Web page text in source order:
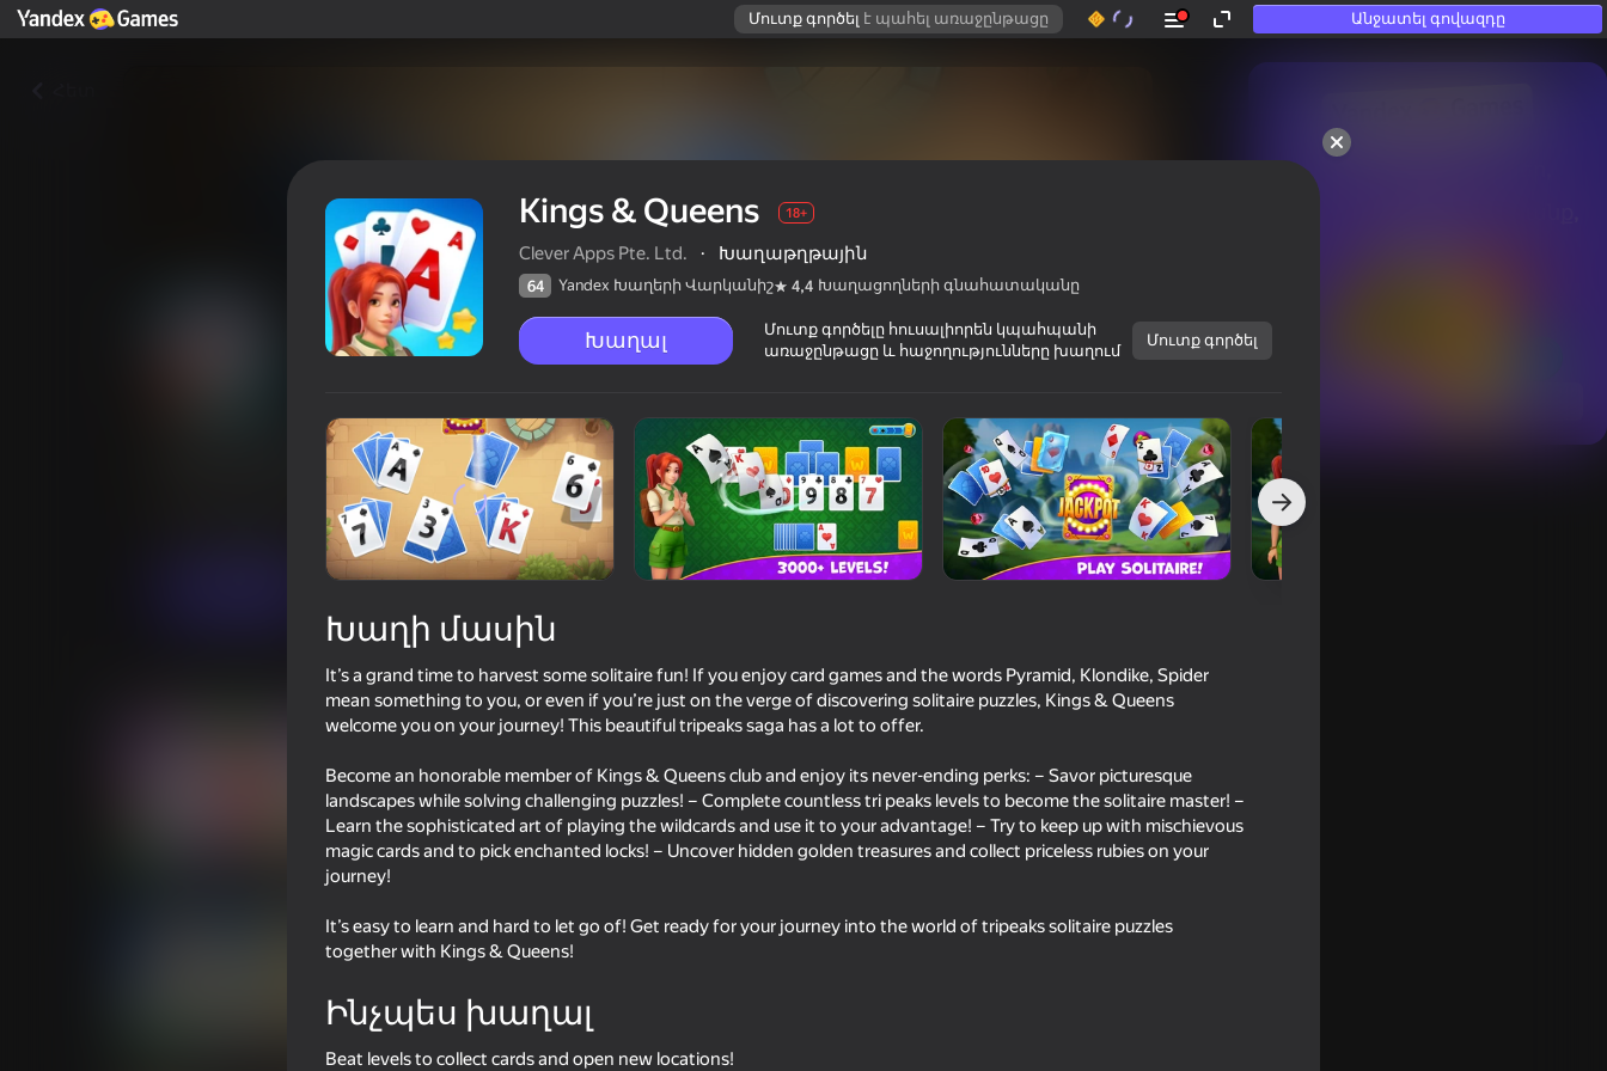
Մուտք գործել է պահել առաջընթացը Անջատել գովազդը
50+ լավագույն խաղեր,
Kings & Queens
Yandex Խաղերի
4,4
Խաղացողների
գնահատականը
18+
Խաղաթղթային Clever Apps Pte. Ltd.
Նմանատիպ խաղեր
75
Solitaire Word Puzzle
82 82
76
Hedgies! Call Metromen
Kings & Queens 18+
Clever Apps Pte. Ltd. · Խաղաթղթային
64 Yandex Խաղերի Վարկանիշ 4,4 Խաղացողների գնահատականը
Խաղալ
Մուտք գործելը հուսալիորեն կպահպանի
առաջընթացը և հաջողությունները խաղում
Մուտք գործել
Խաղի մասին
It’s a grand time to harvest some solitaire fun! If you enjoy card games and the words Pyramid, Klondike, Spider
mean something to you, or even if you’re just on the verge of discovering solitaire puzzles, Kings & Queens
welcome you on your journey! This beautiful tripeaks saga has a lot to offer.
Become an honorable member of Kings & Queens club and enjoy its never-ending perks: – Savor picturesque
landscapes while solving challenging puzzles! – Complete countless tri peaks levels to become the solitaire master! –
Learn the sophisticated art of playing the wildcards and use it to your advantage! – Try to keep up with mischievous
magic cards and to pick enchanted locks! – Uncover hidden golden treasures and collect priceless rubies on your
journey!
It’s easy to learn and hard to let go of! Get ready for your journey into the world of tripeaks solitaire puzzles
together with Kings & Queens!
Ինչպես խաղալ
Beat levels to collect cards and open new locations!